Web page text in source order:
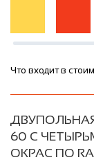
Что входит в
60 С
ОКРАС ПО